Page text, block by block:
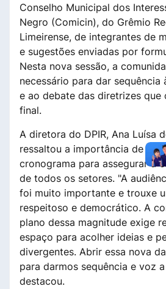
Conselho Municipal dos
Negro (Comicin), do Grêmio
Limeirense, de integrantes de
e sugestões enviadas por
Nesta nova sessão, a
necessário para dar sequência
e ao debate das diretrizes
final.
A diretora do DPIR, Ana Luísa
ressaltou a importância de
cronograma para assegurar a
de todos os setores. "A
foi muito importante e trouxe
respeitoso e democrático. A
plano dessa magnitude exige
espaço para acolher ideias e
divergentes. Abrir essa nova
para darmos sequência e voz
destacou.